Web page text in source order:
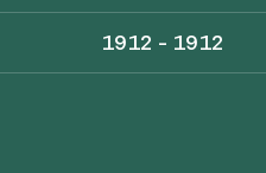
1912 - 1912